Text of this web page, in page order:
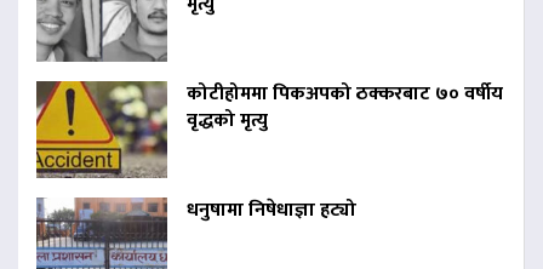
कोटीहोममा पिकअपको ठक्करबाट ७० वर्षीय
वृद्धको मृत्यु
धनुषामा निषेधाज्ञा हट्यो